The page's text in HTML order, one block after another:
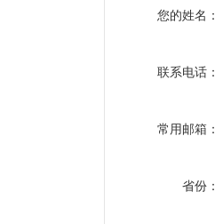
您的姓名：
联系电话：
常用邮箱：
省份：